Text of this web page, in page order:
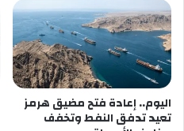
اليوم.. إعادة فتح مضيق هرمز
تعيد تدفق النفط وتخفف